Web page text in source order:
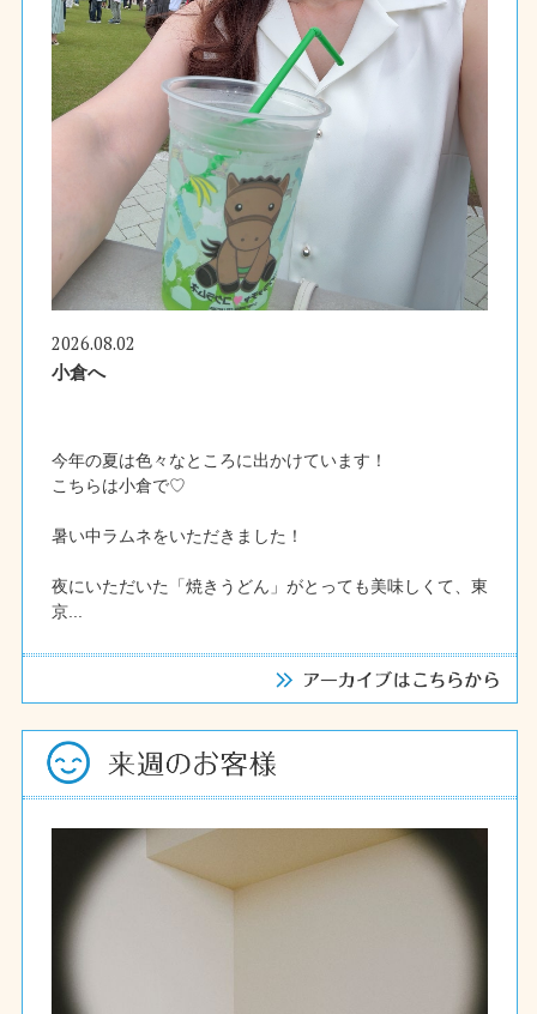
2026.08.02
小倉へ
今年の夏は色々なところに出かけています！
こちらは小倉で♡
暑い中ラムネをいただきました！
夜にいただいた「焼きうどん」がとっても美味しくて、東
京...